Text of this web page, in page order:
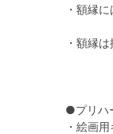
・額縁
・額縁
●プリハ
・絵画